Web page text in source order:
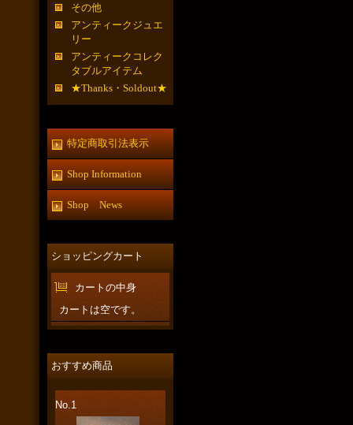
その他
アンティークジュエ
リー
アンティークコレク
タブルアイテム
★Thanks・Soldout★
特定商取引法表示
Shop Information
Shop News
ショッピングカート
カートの中身
カートは空です。
おすすめ商品
No.1